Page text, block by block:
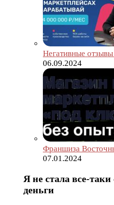
Негативные
06.09.2024
Франшиза
07.01.2024
Я не стала все-
деньги